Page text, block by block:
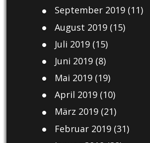
September 2019(11)
August 2019(15)
Juli 2019(15)
Juni 2019(8)
Mai 2019(19)
April 2019(10)
März 2019(21)
Februar 2019(31)